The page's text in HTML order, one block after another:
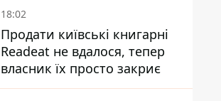
18:02
Продати київські книгарні
Readeat не вдалося, тепер
власник їх просто закриє